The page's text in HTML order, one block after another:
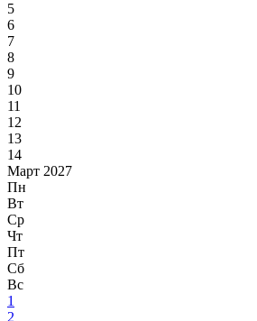
5
6
7
8
9
10
11
12
13
14
Март 2027
Пн
Вт
Ср
Чт
Пт
Сб
Вс
1
2